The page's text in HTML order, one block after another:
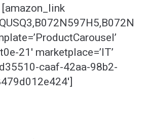
[amazon_link
21′ marketplace=’IT’
caaf-42aa-98b2-